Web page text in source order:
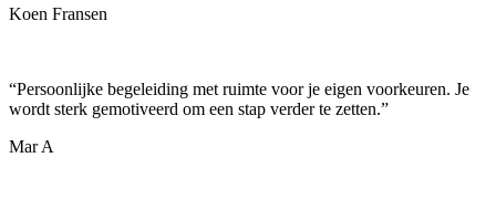
Koen Fransen
“Persoonlijke begeleiding met ruimte voor je eigen voorkeuren. Je
wordt sterk gemotiveerd om een stap verder te zetten.”
Mar A